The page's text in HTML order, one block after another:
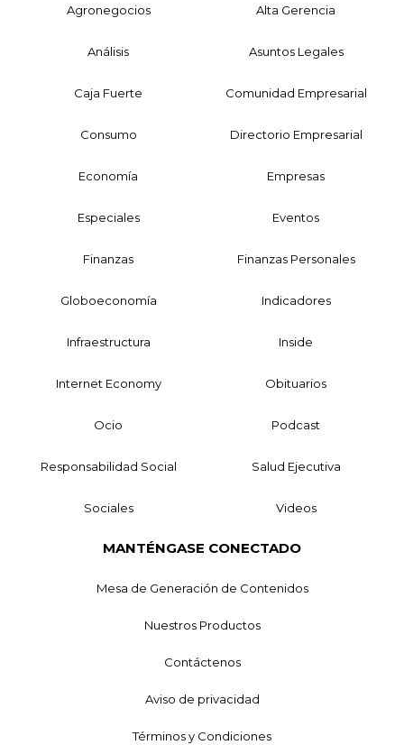
Agronegocios Alta Gerencia
Análisis Asuntos Legales
Caja Fuerte Comunidad Empresarial
Consumo Directorio Empresarial
Economía Empresas
Especiales Eventos
Finanzas Finanzas Personales
Globoeconomía Indicadores
Infraestructura Inside
Internet Economy Obituarios
Ocio Podcast
Responsabilidad Social Salud Ejecutiva
Sociales Videos
MANTÉNGASE CONECTADO
Mesa de Generación de Contenidos
Nuestros Productos
Contáctenos
Aviso de privacidad
Términos y Condiciones